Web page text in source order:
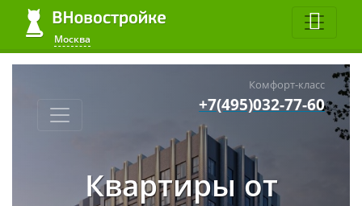
Москва
Комфорт-класс
+7(495)032-77-60
Квартиры от